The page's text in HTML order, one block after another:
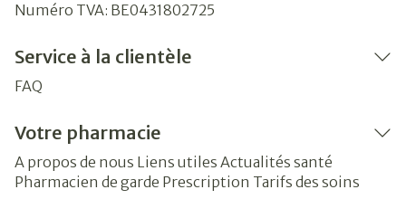
Numéro TVA: BE0431802725
Service à la clientèle
FAQ
Votre pharmacie
A propos de nous Liens utiles Actualités santé
Pharmacien de garde Prescription Tarifs des soins